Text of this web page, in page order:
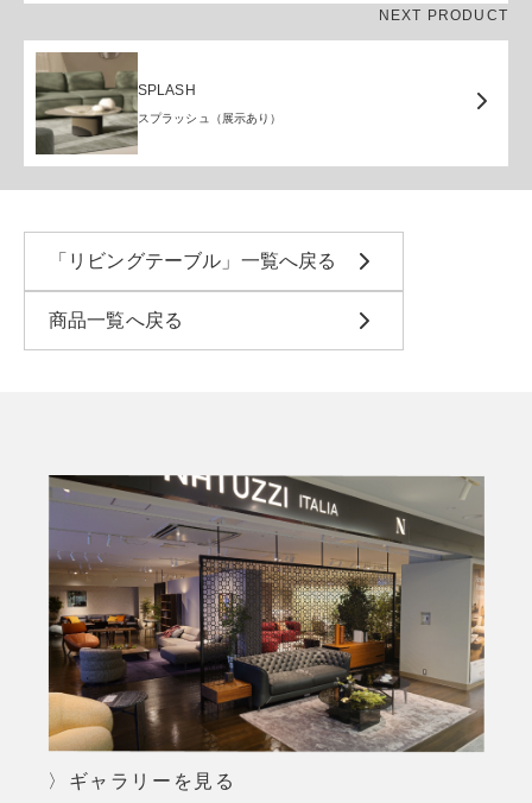
NEXT PRODUCT
SPLASH
スプラッシュ（展示あり）
「リビングテーブル」一覧へ戻る
商品一覧へ戻る
〉ギャラリーを見る